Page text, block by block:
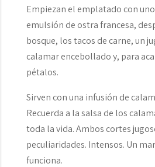
Empiezan el emplatado con
emulsión de ostra francesa,
bosque, los tacos de carne, un
calamar encebollado y, para
pétalos.
Sirven con una infusión de
Recuerda a la salsa de los
toda la vida. Ambos cortes
peculiaridades. Intensos. Un
funciona.